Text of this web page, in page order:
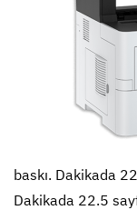
baskı. Dakikada
Dakikada 22.5